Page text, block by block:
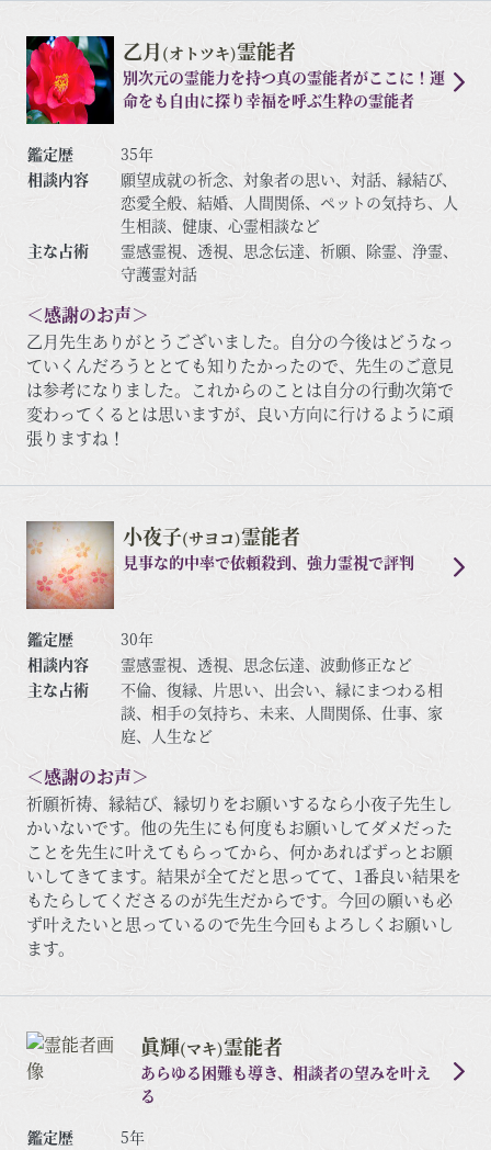
乙月 (オトツキ)霊能者
別次元の霊能力を持つ真の霊能者がここに！運
命をも自由に探り幸福を呼ぶ生粋の霊能者
鑑定歴
35年
相談内容
願望成就の祈念、対象者の思い、対話、縁結び、
恋愛全般、結婚、人間関係、ペットの気持ち、人
生相談、健康、心霊相談など
主な占術
霊感霊視、透視、思念伝達、祈願、除霊、浄霊、
守護霊対話
＜感謝のお声＞
乙月先生ありがとうございました。自分の今後はどうなっ
ていくんだろうととても知りたかったので、先生のご意見
は参考になりました。これからのことは自分の行動次第で
変わってくるとは思いますが、良い方向に行けるように頑
張りますね！
小夜子(サヨコ)霊能者
見事な的中率で依頼殺到、強力霊視で評判
鑑定歴
30年
相談内容
霊感霊視、透視、思念伝達、波動修正など
主な占術
不倫、復縁、片思い、出会い、縁にまつわる相
談、相手の気持ち、未来、人間関係、仕事、家
庭、人生など
＜感謝のお声＞
祈願祈祷、縁結び、縁切りをお願いするなら小夜子先生し
かいないです。他の先生にも何度もお願いしてダメだった
ことを先生に叶えてもらってから、何かあればずっとお願
いしてきてます。結果が全てだと思ってて、1番良い結果を
もたらしてくださるのが先生だからです。今回の願いも必
ず叶えたいと思っているので先生今回もよろしくお願いし
ます。
眞輝(マキ)霊能者
あらゆる困難も導き、相談者の望みを叶え
る
鑑定歴
5年